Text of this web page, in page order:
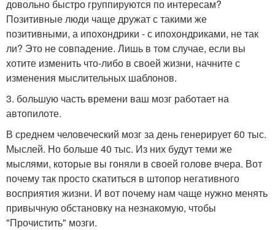
довольно быстро группируются по интересам?
Позитивные люди чаще дружат с такими же
позитивными, а ипохондрики - с ипохондриками, не так
ли? Это не совпадение. Лишь в том случае, если вы
хотите изменить что-либо в своей жизни, начните с
изменения мыслительных шаблонов.
3. большую часть времени ваш мозг работает на
автопилоте.
В среднем человеческий мозг за день генерирует 60 тыс.
Мыслей. Но больше 40 тыс. Из них будут теми же
мыслями, которые вы гоняли в своей голове вчера. Вот
почему так просто скатиться в штопор негативного
восприятия жизни. И вот почему нам чаще нужно менять
привычную обстановку на незнакомую, чтобы
"Прочистить" мозги.